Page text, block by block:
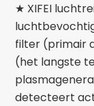
★ XIFEI
filter (primair
(het langste
detecteert